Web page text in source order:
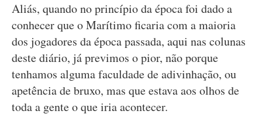
Aliás, quando no princípio da época foi dado a
conhecer que o Marítimo ficaria com a maioria
dos jogadores da época passada, aqui nas colunas
deste diário, já previmos o pior, não porque
tenhamos alguma faculdade de adivinhação, ou
apetência de bruxo, mas que estava aos olhos de
toda a gente o que iria acontecer.